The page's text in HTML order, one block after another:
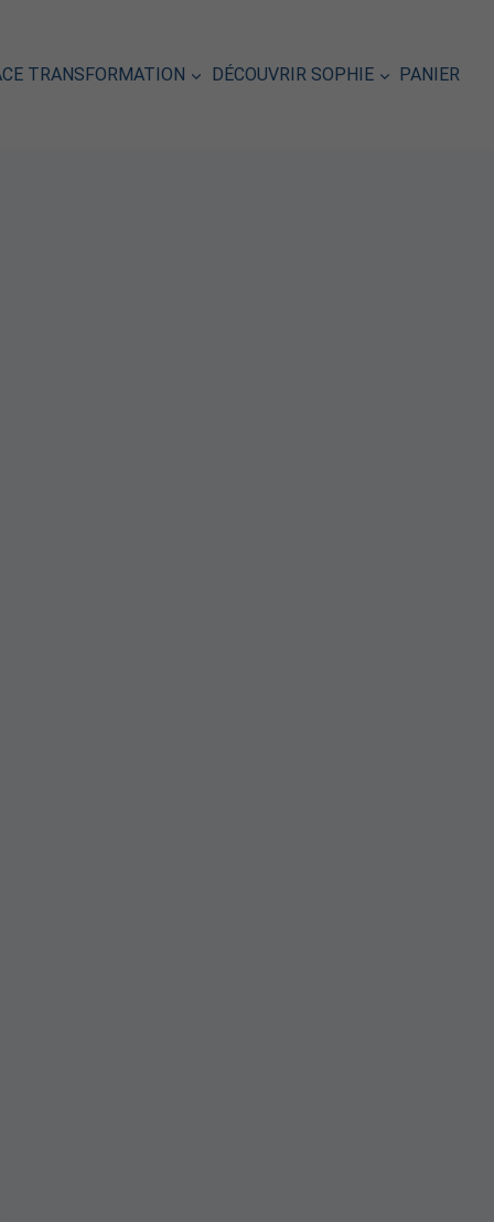
TRANSFORMATION DÉCOUVRIR SOPHIE PANIER